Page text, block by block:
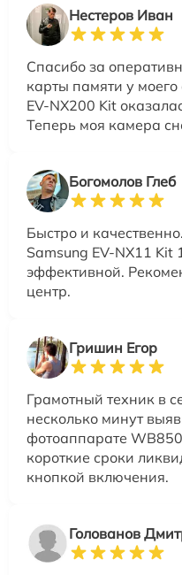
Нестеров Иван
Спасибо за
карты памяти у
EV-NX200 Kit
Теперь моя камера
Богомолов Глеб
Быстро и
Samsung EV-NX11 Kit
эффективной.
центр.
Гришин Егор
Грамотный техник в
несколько минут
фотоаппарате
короткие сроки
кнопкой включения.
Голованов